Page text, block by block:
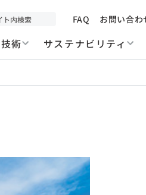
FAQ お問い合わ
技術 サステナビリティ